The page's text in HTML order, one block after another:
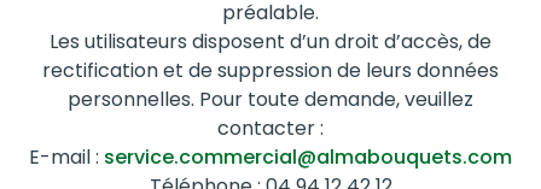
préalable.
Les utilisateurs disposent d’un droit d’accès, de
rectification et de suppression de leurs données
personnelles. Pour toute demande, veuillez
contacter :
E-mail : service.commercial@almabouquets.com